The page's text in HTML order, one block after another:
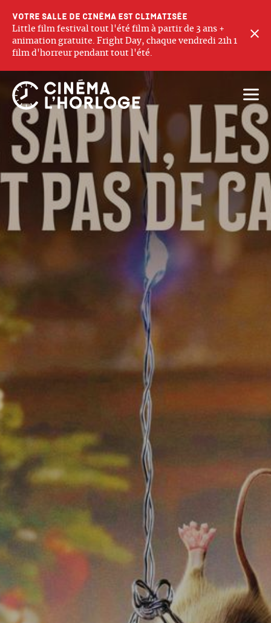
Votre salle de cinéma est climatisée
Little film festival tout l'été film à partir de 3 ans +
animation gratuite. Fright Day, chaque vendredi 21h 1
film d'horreur pendant tout l'été.